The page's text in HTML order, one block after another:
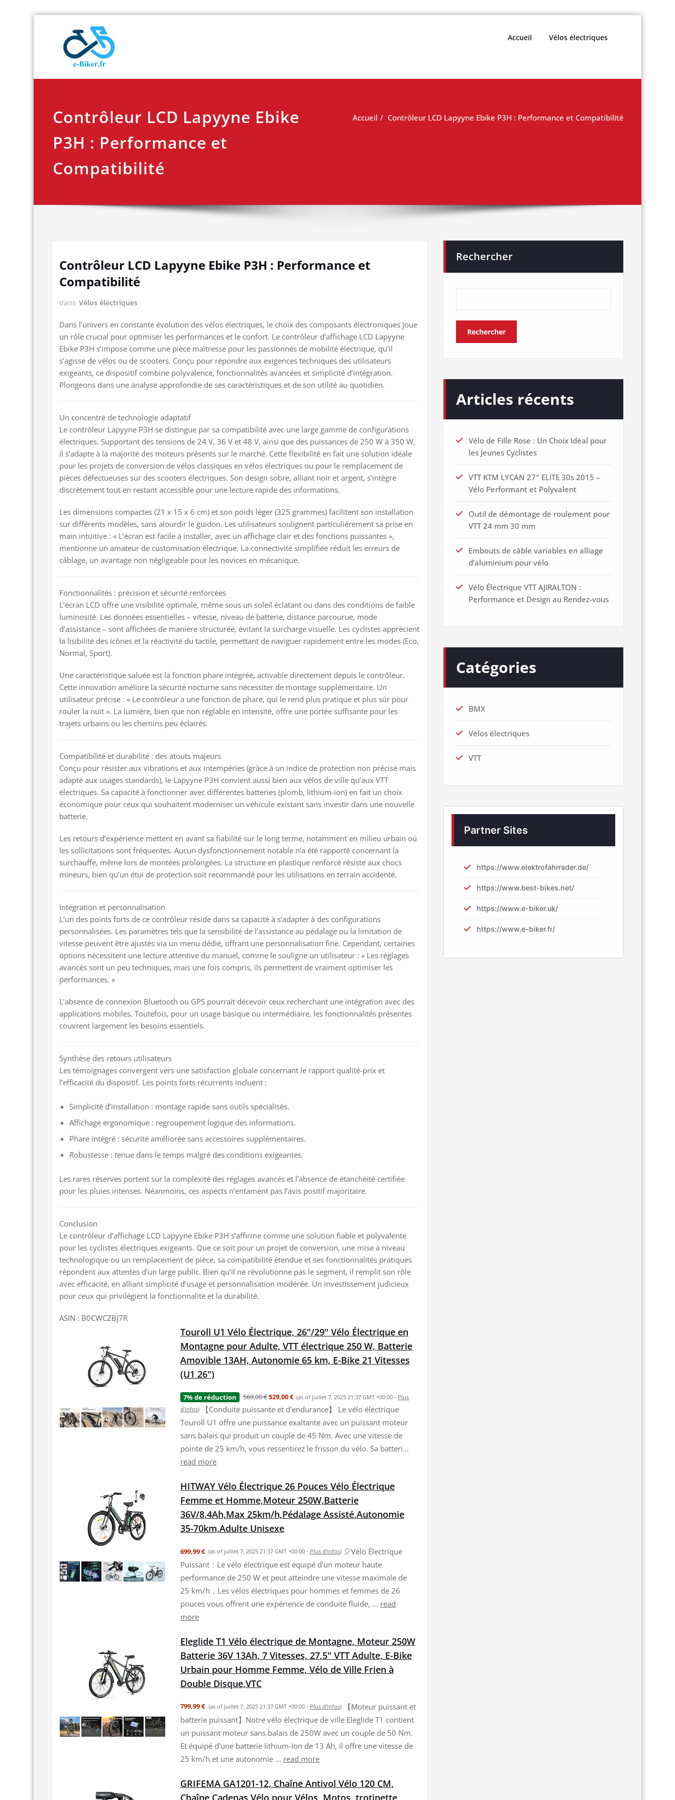
Accueil Vélos électriques
Contrôleur LCD Lapyyne Ebike
P3H : Performance et
Compatibilité
Accueil Contrôleur LCD Lapyyne Ebike P3H : Performance et Compatibilité
Contrôleur LCD Lapyyne Ebike P3H : Performance et
Compatibilité
dans Vélos électriques
Dans l’univers en constante évolution des vélos électriques, le choix des composants électroniques joue
un rôle crucial pour optimiser les performances et le confort. Le contrôleur d’affichage LCD Lapyyne
Ebike P3H s’impose comme une pièce maîtresse pour les passionnés de mobilité électrique, qu’il
s’agisse de vélos ou de scooters. Conçu pour répondre aux exigences techniques des utilisateurs
exigeants, ce dispositif combine polyvalence, fonctionnalités avancées et simplicité d’intégration.
Plongeons dans une analyse approfondie de ses caractéristiques et de son utilité au quotidien.
Un concentré de technologie adaptatif
Le contrôleur Lapyyne P3H se distingue par sa compatibilité avec une large gamme de configurations
électriques. Supportant des tensions de 24 V, 36 V et 48 V, ainsi que des puissances de 250 W à 350 W,
il s’adapte à la majorité des moteurs présents sur le marché. Cette flexibilité en fait une solution idéale
pour les projets de conversion de vélos classiques en vélos électriques ou pour le remplacement de
pièces défectueuses sur des scooters électriques. Son design sobre, alliant noir et argent, s’intègre
discrètement tout en restant accessible pour une lecture rapide des informations.
Les dimensions compactes (21 x 15 x 6 cm) et son poids léger (325 grammes) facilitent son installation
sur différents modèles, sans alourdir le guidon. Les utilisateurs soulignent particulièrement sa prise en
main intuitive : « L’écran est facile à installer, avec un affichage clair et des fonctions puissantes »,
mentionne un amateur de customisation électrique. La connectivité simplifiée réduit les erreurs de
câblage, un avantage non négligeable pour les novices en mécanique.
Fonctionnalités : précision et sécurité renforcées
L’écran LCD offre une visibilité optimale, même sous un soleil éclatant ou dans des conditions de faible
luminosité. Les données essentielles – vitesse, niveau de batterie, distance parcourue, mode
d’assistance – sont affichées de manière structurée, évitant la surcharge visuelle. Les cyclistes apprécient
la lisibilité des icônes et la réactivité du tactile, permettant de naviguer rapidement entre les modes (Eco,
Normal, Sport).
Une caractéristique saluée est la fonction phare intégrée, activable directement depuis le contrôleur.
Cette innovation améliore la sécurité nocturne sans nécessiter de montage supplémentaire. Un
utilisateur précise : « Le contrôleur a une fonction de phare, qui le rend plus pratique et plus sûr pour
rouler la nuit ». La lumière, bien que non réglable en intensité, offre une portée suffisante pour les
trajets urbains ou les chemins peu éclairés.
Compatibilité et durabilité : des atouts majeurs
Conçu pour résister aux vibrations et aux intempéries (grâce à un indice de protection non précisé mais
adapté aux usages standards), le Lapyyne P3H convient aussi bien aux vélos de ville qu’aux VTT
électriques. Sa capacité à fonctionner avec différentes batteries (plomb, lithium-ion) en fait un choix
économique pour ceux qui souhaitent moderniser un véhicule existant sans investir dans une nouvelle
batterie.
Les retours d’expérience mettent en avant sa fiabilité sur le long terme, notamment en milieu urbain où
les sollicitations sont fréquentes. Aucun dysfonctionnement notable n’a été rapporté concernant la
surchauffe, même lors de montées prolongées. La structure en plastique renforcé résiste aux chocs
mineurs, bien qu’un étui de protection soit recommandé pour les utilisations en terrain accidenté.
Intégration et personnalisation
L’un des points forts de ce contrôleur réside dans sa capacité à s’adapter à des configurations
personnalisées. Les paramètres tels que la sensibilité de l’assistance au pédalage ou la limitation de
vitesse peuvent être ajustés via un menu dédié, offrant une personnalisation fine. Cependant, certaines
options nécessitent une lecture attentive du manuel, comme le souligne un utilisateur : « Les réglages
avancés sont un peu techniques, mais une fois compris, ils permettent de vraiment optimiser les
performances. »
L’absence de connexion Bluetooth ou GPS pourrait décevoir ceux recherchant une intégration avec des
applications mobiles. Toutefois, pour un usage basique ou intermédiaire, les fonctionnalités présentes
couvrent largement les besoins essentiels.
Synthèse des retours utilisateurs
Les témoignages convergent vers une satisfaction globale concernant le rapport qualité-prix et
l’efficacité du dispositif. Les points forts récurrents incluent :
Simplicité d’installation : montage rapide sans outils spécialisés.
Affichage ergonomique : regroupement logique des informations.
Phare intégré : sécurité améliorée sans accessoires supplémentaires.
Robustesse : tenue dans le temps malgré des conditions exigeantes.
Les rares réserves portent sur la complexité des réglages avancés et l’absence de étanchéité certifiée
pour les pluies intenses. Néanmoins, ces aspects n’entament pas l’avis positif majoritaire.
Conclusion
Le contrôleur d’affichage LCD Lapyyne Ebike P3H s’affirme comme une solution fiable et polyvalente
pour les cyclistes électriques exigeants. Que ce soit pour un projet de conversion, une mise à niveau
technologique ou un remplacement de pièce, sa compatibilité étendue et ses fonctionnalités pratiques
répondent aux attentes d’un large public. Bien qu’il ne révolutionne pas le segment, il remplit son rôle
avec efficacité, en alliant simplicité d’usage et personnalisation modérée. Un investissement judicieux
pour ceux qui privilégient la fonctionnalité et la durabilité.
ASIN : B0CWCZBJ7R
Touroll U1 Vélo Électrique, 26"/29" Vélo Électrique en
Montagne pour Adulte, VTT électrique 250 W, Batterie
Amovible 13AH, Autonomie 65 km, E-Bike 21 Vitesses
(U1 26")
7% de réduction 569,00 €529,00 € (as of juillet 7, 2025 21:37 GMT +00:00 - Plus
d’infos)
【Conduite puissante et d'endurance】 Le vélo électrique
Touroll U1 offre une puissance exaltante avec un puissant moteur
sans balais qui produit un couple de 45 Nm. Avec une vitesse de
pointe de 25 km/h, vous ressentirez le frisson du vélo. Sa batteri...
read more
HITWAY Vélo Électrique 26 Pouces Vélo Électrique
Femme et Homme,Moteur 250W,Batterie
36V/8,4Ah,Max 25km/h,Pédalage Assisté,Autonomie
35-70km,Adulte Unisexe
699,99 € (as of juillet 7, 2025 21:37 GMT +00:00 - Plus d’infos) 🎈Vélo Électrique
Puissant：Le vélo électrique est équipé d'un moteur haute
performance de 250 W et peut atteindre une vitesse maximale de
25 km/h，Les vélos électriques pour hommes et femmes de 26
pouces vous offrent une expérience de conduite fluide, ... read
more
Eleglide T1 Vélo électrique de Montagne, Moteur 250W
Batterie 36V 13Ah, 7 Vitesses, 27,5" VTT Adulte, E-Bike
Urbain pour Homme Femme, Vélo de Ville Frien à
Double Disque,VTC
799,99 € (as of juillet 7, 2025 21:37 GMT +00:00 - Plus d’infos)
【Moteur puissant et
batterie puissant】Notre vélo électrique de ville Eleglide T1 contient
un puissant moteur sans balais de 250W avec un couple de 50 Nm.
Et équipé d'une batterie lithium-ion de 13 Ah, il offre une vitesse de
25 km/h et une autonomie ... read more
GRIFEMA GA1201-12, Chaîne Antivol Vélo 120 CM,
Chaîne Cadenas Vélo pour Vélos, Motos, trotinette
Rechercher
Rechercher
Articles récents
Vélo de Fille Rose : Un Choix Idéal pour
les Jeunes Cyclistes
VTT KTM LYCAN 27″ ELITE 30s 2015 –
Vélo Performant et Polyvalent
Outil de démontage de roulement pour
VTT 24 mm 30 mm
Embouts de câble variables en alliage
d’aluminium pour vélo
Vélo Électrique VTT AJIRALTON :
Performance et Design au Rendez-vous
Catégories
BMX
Vélos électriques
VTT
Partner Sites
https://www.elektrofahrrader.de/
https://www.best-bikes.net/
https://www.e-biker.uk/
https://www.e-biker.fr/